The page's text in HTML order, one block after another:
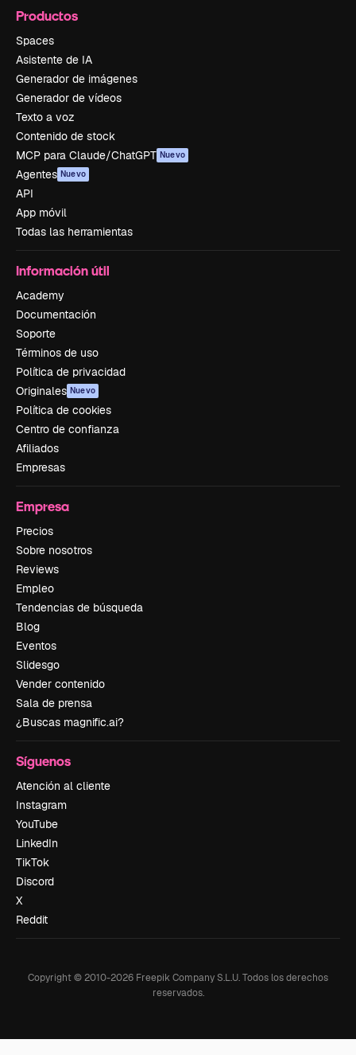
Productos
Spaces
Asistente de IA
Generador de imágenes
Generador de vídeos
Texto a voz
Contenido de stock
MCP para Claude/ChatGPT Nuevo
Agentes Nuevo
API
App móvil
Todas las herramientas
Información útil
Academy
Documentación
Soporte
Términos de uso
Política de privacidad
Originales Nuevo
Política de cookies
Centro de confianza
Afiliados
Empresas
Empresa
Precios
Sobre nosotros
Reviews
Empleo
Tendencias de búsqueda
Blog
Eventos
Slidesgo
Vender contenido
Sala de prensa
¿Buscas magnific.ai?
Síguenos
Atención al cliente
Instagram
YouTube
LinkedIn
TikTok
Discord
X
Reddit
Copyright © 2010-2026 Freepik Company S.L.U.Todos los derechos
reservados.